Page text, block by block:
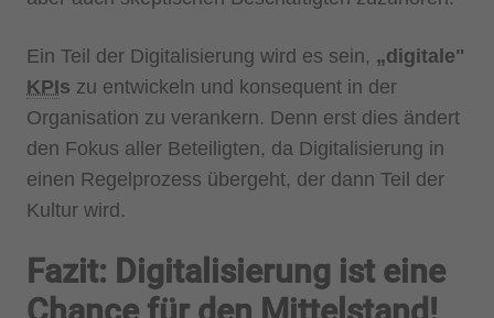
Ein Teil der Digitalisierung wird es sein, „digitale"
KPIs zu entwickeln und konsequent in der
Organisation zu verankern. Denn erst dies ändert
den Fokus aller Beteiligten, da Digitalisierung in
einen Regelprozess übergeht, der dann Teil der
Kultur wird.
Fazit: Digitalisierung ist eine